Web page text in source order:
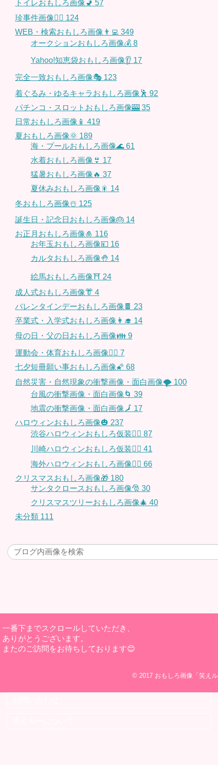
トイレおもしろ画像🚽 57
珍事件画像👮‍♂️ 124
WEB・検索おもしろ画像👨‍💻 349
オークションおもしろ画像💰 8
Yahoo!知恵袋おもしろ画像👂 17
完全一致おもしろ画像🎭 123
着ぐるみ・ゆるキャラおもしろ画像🕺 92
パチンコ・スロットおもしろ画像🎰 35
日常おもしろ画像📱 419
夏おもしろ画像🌞 189
海・プールおもしろ画像🌊 61
水着おもしろ画像👙 17
猛暑おもしろ画像🔥 37
夏休みおもしろ画像🎇 14
冬おもしろ画像☃️ 125
誕生日・記念日おもしろ画像🎂 14
お正月おもしろ画像🎍 116
お年玉おもしろ画像💴 16
カルタおもしろ画像🤚 14
絵馬おもしろ画像⛩ 24
成人式おもしろ画像👘 4
バレンタインデーおもしろ画像🍫 23
卒業式・入学式おもしろ画像👩‍🎓 14
母の日・父の日おもしろ画像👪 9
運動会・体育おもしろ画像🤸‍♂️ 7
七夕短冊願い事おもしろ画像🌠 68
自然災害・自然現象の衝撃画像・面白画像🌪 100
台風の衝撃画像・面白画像🌀 39
地震の衝撃画像・面白画像🗾 17
ハロウィンおもしろ画像🎃 237
渋谷ハロウィンおもしろ仮装👯‍♂️ 87
川崎ハロウィンおもしろ仮装🧞‍♀️ 41
海外ハロウィンおもしろ画像🧛‍♂️ 66
クリスマスおもしろ画像🎁 180
サンタクロースおもしろ画像🎅 30
クリスマスツリーおもしろ画像🎄 40
未分類 111
一番下までスクロールしていただき、
ありがとうございます。
またのご訪問をお待ちしております😊
© 2017 おもしろ画像「笑え